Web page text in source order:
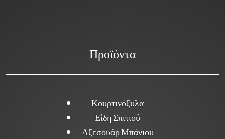
Προϊόντα
Κουρτινόξυλα
Είδη Σπιτιού
Αξεσουάρ Μπάνιου